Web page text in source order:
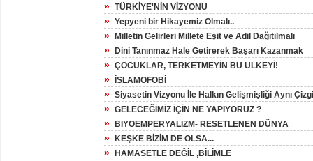
» TÜRKİYE'NİN VİZYONU
» Yepyeni bir Hikayemiz Olmalı..
» Milletin Gelirleri Millete Eşit ve Adil Dağıtılmalı
» Dini Tanınmaz Hale Getirerek Başarı Kazanmak
» ÇOCUKLAR, TERKETMEYİN BU ÜLKEYİ!
» İSLAMOFOBİ
» Siyasetin Vizyonu İle Halkın Gelişmişliği Aynı
» GELECEĞİMİZ İÇİN NE YAPIYORUZ ?
» BIYOEMPERYALIZM- RESETLENEN DÜNYA
» KEŞKE BİZİM DE OLSA...
» HAMASETLE DEĞİL ,BİLİMLE